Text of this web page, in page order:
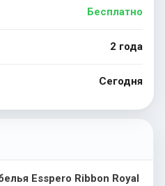
Бесплатно
2 года
Сегодня
Esspero Ribbon Royal